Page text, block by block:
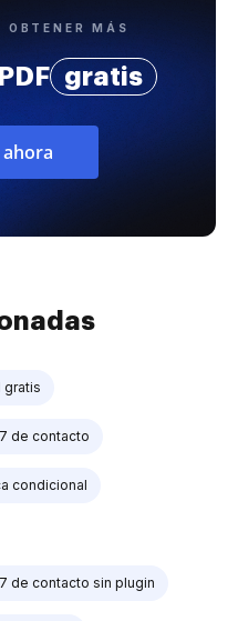
MÁS
gratis
ahora
gratis
de contacto
condicional
de contacto sin plugin